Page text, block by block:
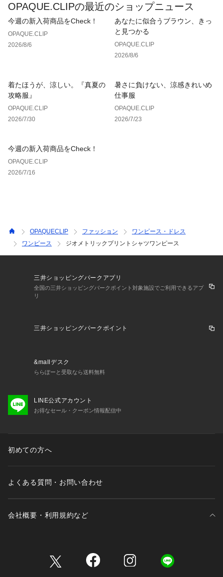
※こちらの商品は透け感があるため、インナーの着用をおすす
めします。
※照明の関係により、実際よりも色味が違って見える場合があ
ります。また、パソコン・スマートフォンなどの環境により、
OPAQUE.CLIPの最近のショップニュース
今週の新入荷商品をCheck！
OPAQUE.CLIP
2026/8/6
あなたに似合うブラウン、きっ
と見つかる
OPAQUE.CLIP
2026/8/6
着たほうが、涼しい。『真夏の
攻略服』
OPAQUE.CLIP
2026/7/30
暑さに負けない、涼感きれいめ
仕事服
OPAQUE.CLIP
2026/7/23
今週の新入荷商品をCheck！
OPAQUE.CLIP
2026/7/16
OPAQUECLIP ファッション
ワンピース・ドレス
ワンピース
ジオメトリックプリントシャツワンピース
三井ショッピングパークアプリ
全国の三井ショッピングパークポイント対象施設でご利用できるアプ
リ
三井ショッピングパークポイント
&mallデスク
ららぽーと受取なら送料無料
LINE公式アカウント
お得なセール・クーポン情報配信中
初めての方へ
よくある質問・お問い合わせ
会社概要・利用規約など